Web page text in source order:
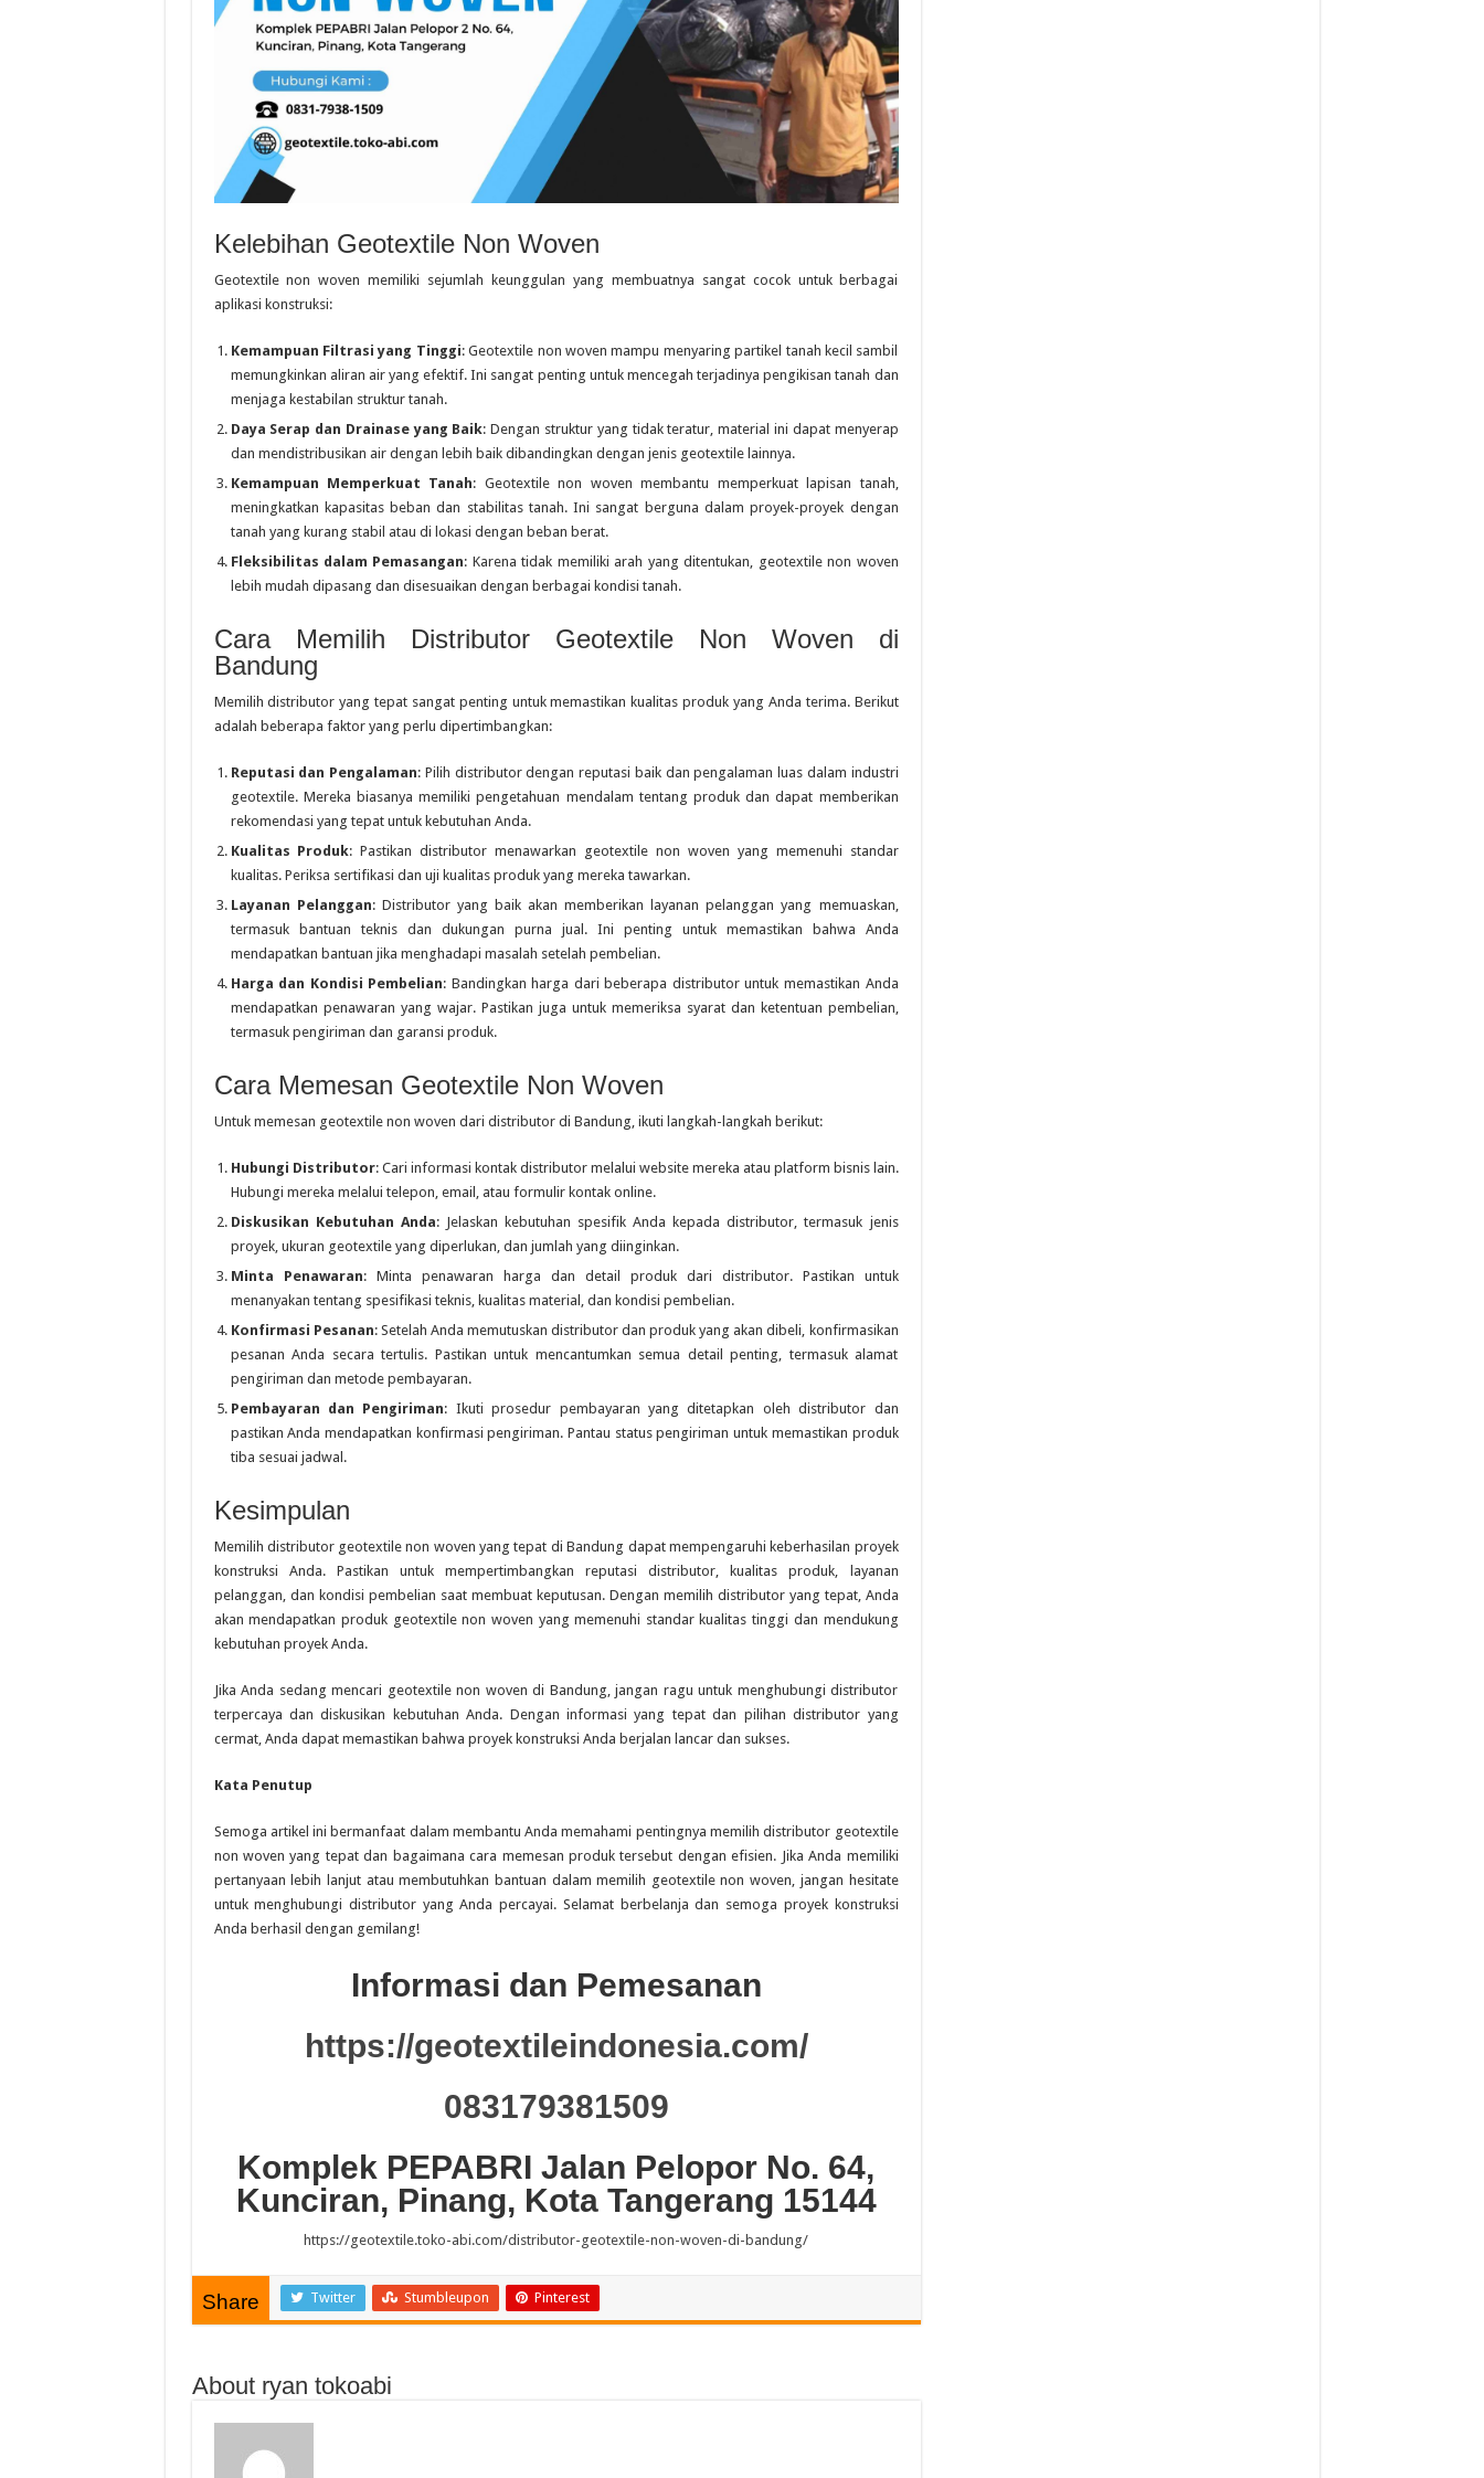
Kelebihan Geotextile Non Woven
Geotextile non woven memiliki sejumlah keunggulan yang membuatnya sangat cocok untuk berbagai
aplikasi konstruksi:
Kemampuan Filtrasi yang Tinggi: Geotextile non woven mampu menyaring partikel tanah kecil sambil
memungkinkan aliran air yang efektif. Ini sangat penting untuk mencegah terjadinya pengikisan tanah dan
menjaga kestabilan struktur tanah.
Daya Serap dan Drainase yang Baik: Dengan struktur yang tidak teratur, material ini dapat menyerap
dan mendistribusikan air dengan lebih baik dibandingkan dengan jenis geotextile lainnya.
Kemampuan Memperkuat Tanah: Geotextile non woven membantu memperkuat lapisan tanah,
meningkatkan kapasitas beban dan stabilitas tanah. Ini sangat berguna dalam proyek-proyek dengan
tanah yang kurang stabil atau di lokasi dengan beban berat.
Fleksibilitas dalam Pemasangan: Karena tidak memiliki arah yang ditentukan, geotextile non woven
lebih mudah dipasang dan disesuaikan dengan berbagai kondisi tanah.
Cara Memilih Distributor Geotextile Non Woven di
Bandung
Memilih distributor yang tepat sangat penting untuk memastikan kualitas produk yang Anda terima. Berikut
adalah beberapa faktor yang perlu dipertimbangkan:
Reputasi dan Pengalaman: Pilih distributor dengan reputasi baik dan pengalaman luas dalam industri
geotextile. Mereka biasanya memiliki pengetahuan mendalam tentang produk dan dapat memberikan
rekomendasi yang tepat untuk kebutuhan Anda.
Kualitas Produk: Pastikan distributor menawarkan geotextile non woven yang memenuhi standar
kualitas. Periksa sertifikasi dan uji kualitas produk yang mereka tawarkan.
Layanan Pelanggan: Distributor yang baik akan memberikan layanan pelanggan yang memuaskan,
termasuk bantuan teknis dan dukungan purna jual. Ini penting untuk memastikan bahwa Anda
mendapatkan bantuan jika menghadapi masalah setelah pembelian.
Harga dan Kondisi Pembelian: Bandingkan harga dari beberapa distributor untuk memastikan Anda
mendapatkan penawaran yang wajar. Pastikan juga untuk memeriksa syarat dan ketentuan pembelian,
termasuk pengiriman dan garansi produk.
Cara Memesan Geotextile Non Woven
Untuk memesan geotextile non woven dari distributor di Bandung, ikuti langkah-langkah berikut:
Hubungi Distributor: Cari informasi kontak distributor melalui website mereka atau platform bisnis lain.
Hubungi mereka melalui telepon, email, atau formulir kontak online.
Diskusikan Kebutuhan Anda: Jelaskan kebutuhan spesifik Anda kepada distributor, termasuk jenis
proyek, ukuran geotextile yang diperlukan, dan jumlah yang diinginkan.
Minta Penawaran: Minta penawaran harga dan detail produk dari distributor. Pastikan untuk
menanyakan tentang spesifikasi teknis, kualitas material, dan kondisi pembelian.
Konfirmasi Pesanan: Setelah Anda memutuskan distributor dan produk yang akan dibeli, konfirmasikan
pesanan Anda secara tertulis. Pastikan untuk mencantumkan semua detail penting, termasuk alamat
pengiriman dan metode pembayaran.
Pembayaran dan Pengiriman: Ikuti prosedur pembayaran yang ditetapkan oleh distributor dan
pastikan Anda mendapatkan konfirmasi pengiriman. Pantau status pengiriman untuk memastikan produk
tiba sesuai jadwal.
Kesimpulan
Memilih distributor geotextile non woven yang tepat di Bandung dapat mempengaruhi keberhasilan proyek
konstruksi Anda. Pastikan untuk mempertimbangkan reputasi distributor, kualitas produk, layanan
pelanggan, dan kondisi pembelian saat membuat keputusan. Dengan memilih distributor yang tepat, Anda
akan mendapatkan produk geotextile non woven yang memenuhi standar kualitas tinggi dan mendukung
kebutuhan proyek Anda.
Jika Anda sedang mencari geotextile non woven di Bandung, jangan ragu untuk menghubungi distributor
terpercaya dan diskusikan kebutuhan Anda. Dengan informasi yang tepat dan pilihan distributor yang
cermat, Anda dapat memastikan bahwa proyek konstruksi Anda berjalan lancar dan sukses.
Kata Penutup
Semoga artikel ini bermanfaat dalam membantu Anda memahami pentingnya memilih distributor geotextile
non woven yang tepat dan bagaimana cara memesan produk tersebut dengan efisien. Jika Anda memiliki
pertanyaan lebih lanjut atau membutuhkan bantuan dalam memilih geotextile non woven, jangan hesitate
untuk menghubungi distributor yang Anda percayai. Selamat berbelanja dan semoga proyek konstruksi
Anda berhasil dengan gemilang!
Informasi dan Pemesanan
https://geotextileindonesia.com/
083179381509
Komplek PEPABRI Jalan Pelopor No. 64,
Kunciran, Pinang, Kota Tangerang 15144
https://geotextile.toko-abi.com/distributor-geotextile-non-woven-di-bandung/
Share Twitter Stumbleupon Pinterest
About ryan tokoabi